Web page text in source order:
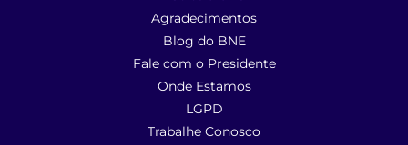
Agradecimentos
Blog do BNE
Fale com o Presidente
Onde Estamos
LGPD
Trabalhe Conosco